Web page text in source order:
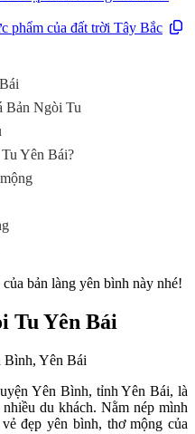
phẩm của đất trời Tây Bắc
Bản Ngòi Tu
Yên Bái?
bản làng yên bình này nhé!
Tu Yên Bái
Yên Bái
Yên Bình, tỉnh Yên Bái, là
du khách. Nằm nép mình
đẹp yên bình, thơ mộng của